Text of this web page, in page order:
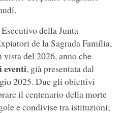
della Junta
de la Sagrada Família,
del 2026, anno che
eventi, già presentata dal
2025. Due gli obiettivi
il centenario della morte
e condivise tra istituzioni;